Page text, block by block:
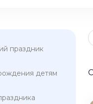
праздник
детям